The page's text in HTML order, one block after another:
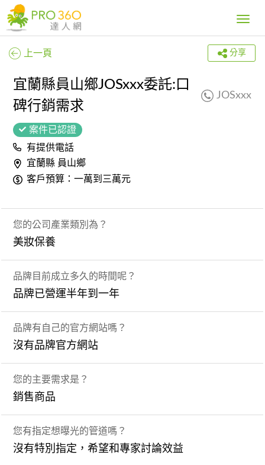
Toggle
上一頁 分享
宜蘭縣員山鄉JOSxxx委託:口
碑行銷需求
JOSxxx
案件已認證
有提供電話
宜蘭縣 員山鄉
客戶預算：一萬到三萬元
您的公司產業類別為？
美妝保養
品牌目前成立多久的時間呢？
品牌已營運半年到一年
品牌有自己的官方網站嗎？
沒有品牌官方網站
您的主要需求是？
銷售商品
您有指定想曝光的管道嗎？
沒有特別指定，希望和專家討論效益